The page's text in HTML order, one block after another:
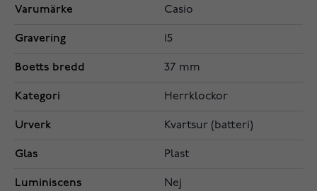
Varumärke Casio
Gravering 15
Boetts bredd 37 mm
Kategori Herrklockor
Urverk Kvartsur (batteri)
Glas Plast
Luminiscens Nej